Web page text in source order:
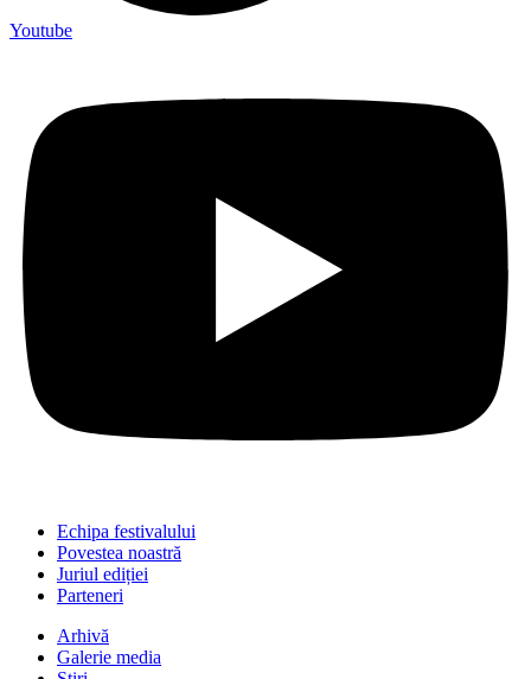
Youtube
Echipa festivalului
Povestea noastră
Juriul ediției
Parteneri
Arhivă
Galerie media